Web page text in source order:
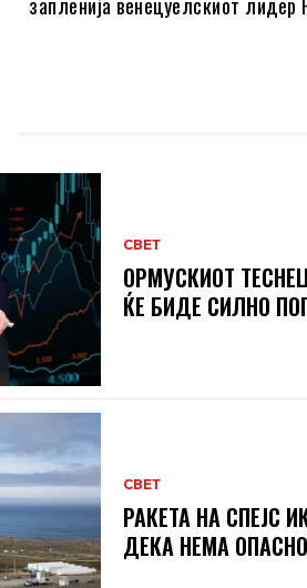
запленија венецуелскиот
СВЕТ
ОРМУСКИОТ
ЌЕ БИДЕ СИЛНО
СВЕТ
РАКЕТА НА СПЕЈС
ДЕКА НЕМА